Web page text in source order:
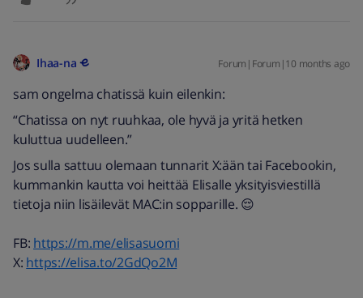
Ihaa-na Forum|Forum|10 months ago
sam ongelma chatissä kuin eilenkin:
“Chatissa on nyt ruuhkaa, ole hyvä ja yritä hetken
kuluttua uudelleen.”
Jos sulla sattuu olemaan tunnarit X:ään tai Facebookin,
kummankin kautta voi heittää Elisalle yksityisviestillä
tietoja niin lisäilevät MAC:in sopparille. 😌
FB: https://m.me/elisasuomi
X: https://elisa.to/2GdQo2M